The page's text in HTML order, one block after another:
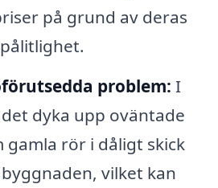
på grund av deras
problem: I
dyka upp oväntade
gamla rör i dåligt skick
vilket kan